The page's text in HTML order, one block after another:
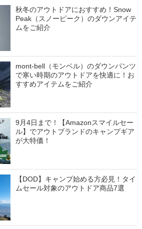
秋冬のアウトドアにおすすめ！Snow
Peak（スノーピーク）のダウンアイテ
ムをご紹介
mont-bell（モンベル）のダウンパンツ
で寒い時期のアウトドアを快適に！お
すすめアイテムをご紹介
9月4日まで！【Amazonスマイルセー
ル】でアウトブランドのキャンプギア
が大特価！
【DOD】キャンプ始める方必見！タイ
ムセール対象のアウトドア商品7選